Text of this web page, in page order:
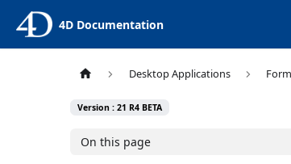
4D Documentation
Desktop Applications
Version : 21 R4 BETA
On this page